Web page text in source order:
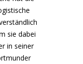
sie dabei
in seiner